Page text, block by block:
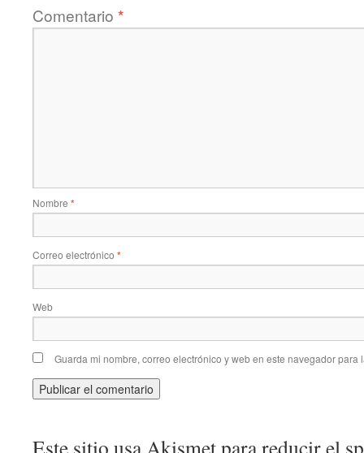
Comentario *
Nombre *
Correo electrónico *
Web
Guarda mi nombre, correo electrónico y web en este navegador para
Este sitio usa Akismet para reducir el